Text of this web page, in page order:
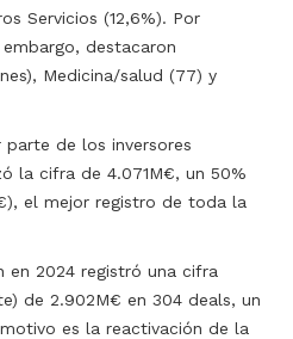
Servicios (12,6%). Por
destacaron
Medicina/salud (77) y
de los inversores
la cifra de 4.071M€, un 50%
el mejor registro de toda la
en 2024 registró una cifra
de 2.902M€ en 304 deals, un
es la reactivación de la